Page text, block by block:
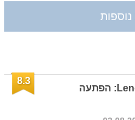
Lenovo IdeaPad Slim 5 13ARP10: הפתעה
8.3